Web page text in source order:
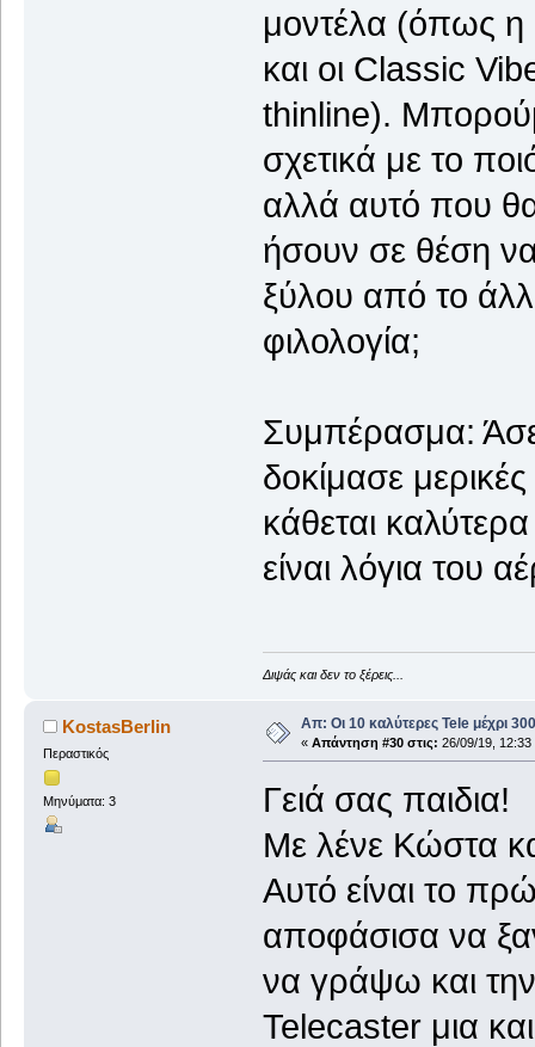
μοντέλα (όπως η
και οι Classic
thinline).
σχετικά με το
αλλά αυτό που
ήσουν σε θέση να
ξύλου από το
φιλολογία;
Συμπέρασμα: Άσε
δοκίμασε
κάθεται
είναι λόγια του
Διψάς και δεν το ξέρεις...
KostasBerlin
Περαστικός
Μηνύματα: 3
Απ: Οι 10 καλύτερες Tele μέχρι
« Απάντηση #30 στις: 26/09/19, 12:33
Γειά σας παιδια!
Με λένε Κώστα
Αυτό είναι το
αποφάσισα να
να γράψω και
Telecaster μια